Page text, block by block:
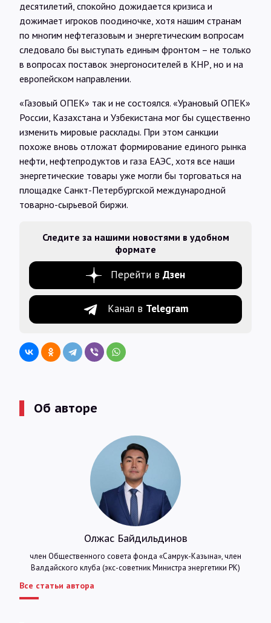
десятилетий, спокойно дожидается кризиса и
дожимает игроков поодиночке, хотя нашим странам
по многим нефтегазовым и энергетическим вопросам
следовало бы выступать единым фронтом – не только
в вопросах поставок энергоносителей в КНР, но и на
европейском направлении.
«Газовый ОПЕК» так и не состоялся. «Урановый ОПЕК»
России, Казахстана и Узбекистана мог бы существенно
изменить мировые расклады. При этом санкции
похоже вновь отложат формирование единого рынка
нефти, нефтепродуктов и газа ЕАЭС, хотя все наши
энергетические товары уже могли бы торговаться на
площадке Санкт-Петербургской международной
товарно-сырьевой биржи.
Следите за нашими новостями в удобном
формате
Перейти в Дзен
Канал в Telegram
Об авторе
Олжас Байдильдинов
член Общественного совета фонда «Самрук-Казына», член
Валдайского клуба (экс-советник Министра энергетики РК)
Все статьи автора